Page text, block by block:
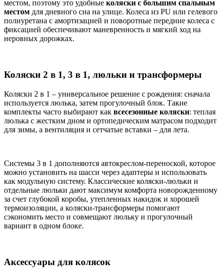
местом, поэтому это удобные коляски с большим спальным
местом для дневного сна на улице. Колеса из PU или гелевого
полиуретана с амортизацией и поворотные передние колеса с
фиксацией обеспечивают маневренность и мягкий ход на
неровных дорожках.
Коляски 2 в 1, 3 в 1, люльки и трансформеры
Коляски 2 в 1 – универсальное решение с рождения: сначала
используется люлька, затем прогулочный блок. Такие
комплекты часто выбирают как всесезонные коляски: теплая
люлька с жестким дном и ортопедическим матрасом подходит
для зимы, а вентиляция и сетчатые вставки – для лета.
Системы 3 в 1 дополняются автокреслом-переноской, которое
можно установить на шасси через адаптеры и использовать
как модульную систему. Классические коляски-люльки и
отдельные люльки дают максимум комфорта новорожденному
за счет глубокой коробы, утепленных накидок и хорошей
термоизоляции, а коляски-трансформеры помогают
сэкономить место и совмещают люльку и прогулочный
вариант в одном блоке.
Аксессуары для колясок